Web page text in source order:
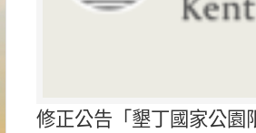
修正公告「墾丁國家公園